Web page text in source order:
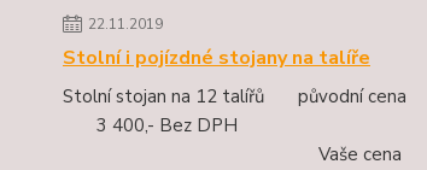
22.11.2019
Stolní i pojízdné stojany na talíře
Stolní stojan na 12 talířů původní cena
3 400,- Bez DPH
Vaše cena